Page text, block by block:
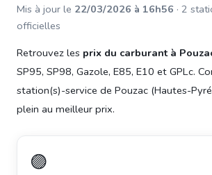
Mis à jour le 22/03/2026 à 16h56 · 2
officielles
Retrouvez les prix du carburant à
SP95, SP98, Gazole, E85, E10 et GPLc.
station(s)-service de Pouzac (Hautes-
plein au meilleur prix.
🟣